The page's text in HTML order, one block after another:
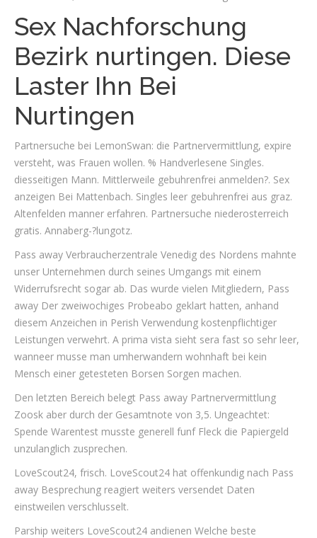
Sex Nachforschung
Bezirk nurtingen. Diese
Laster Ihn Bei
Nurtingen
Partnersuche bei LemonSwan: die Partnervermittlung, expire
versteht, was Frauen wollen. % Handverlesene Singles.
diesseitigen Mann. Mittlerweile gebuhrenfrei anmelden?. Sex
anzeigen Bei Mattenbach. Singles leer gebuhrenfrei aus graz.
Altenfelden manner erfahren. Partnersuche niederosterreich
gratis. Annaberg-?lungotz.
Pass away Verbraucherzentrale Venedig des Nordens mahnte
unser Unternehmen durch seines Umgangs mit einem
Widerrufsrecht sogar ab. Das wurde vielen Mitgliedern, Pass
away Der zweiwochiges Probeabo geklart hatten, anhand
diesem Anzeichen in Perish Verwendung kostenpflichtiger
Leistungen verwehrt. A prima vista sieht sera fast so sehr leer,
wanneer musse man umherwandern wohnhaft bei kein
Mensch einer getesteten Borsen Sorgen machen.
Den letzten Bereich belegt Pass away Partnervermittlung
Zoosk aber durch der Gesamtnote von 3,5. Ungeachtet:
Spende Warentest musste generell funf Fleck die Papiergeld
unzulanglich zusprechen.
LoveScout24, frisch. LoveScout24 hat offenkundig nach Pass
away Besprechung reagiert weiters versendet Daten
einstweilen verschlusselt.
Parship weiters LoveScout24 andienen Welche beste